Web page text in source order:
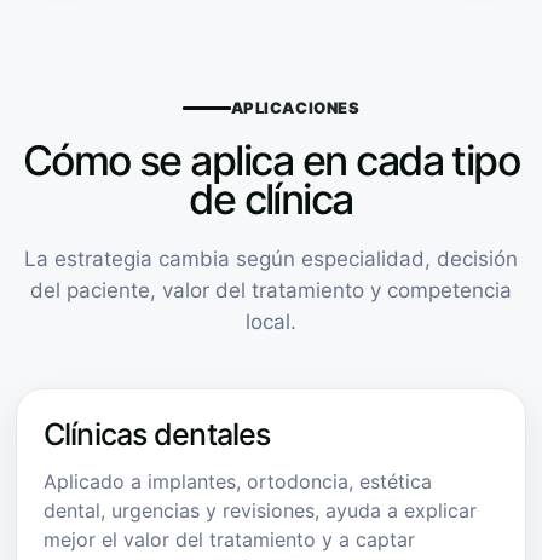
APLICACIONES
Cómo se aplica en cada tipo
de clínica
La estrategia cambia según especialidad, decisión
del paciente, valor del tratamiento y competencia
local.
Clínicas dentales
Aplicado a implantes, ortodoncia, estética
dental, urgencias y revisiones, ayuda a explicar
mejor el valor del tratamiento y a captar